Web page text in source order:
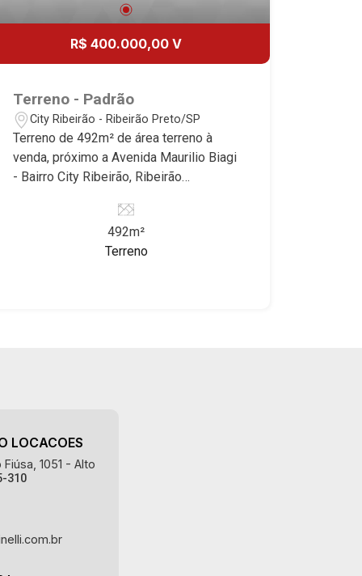
R$ 400.000,00 V
Terreno - Padrão
City Ribeirão - Ribeirão Preto/SP
Terreno de 492m² de área terreno à
venda, próximo a Avenida Maurilio Biagi
- Bairro City Ribeirão, Ribeirão
deste imóvel que a Martinelli
Imobiliária selecionou para você: -
492m² de área terreno - Plano - Face
492m²
Terreno
LOCACOES
1051 - Alto
310